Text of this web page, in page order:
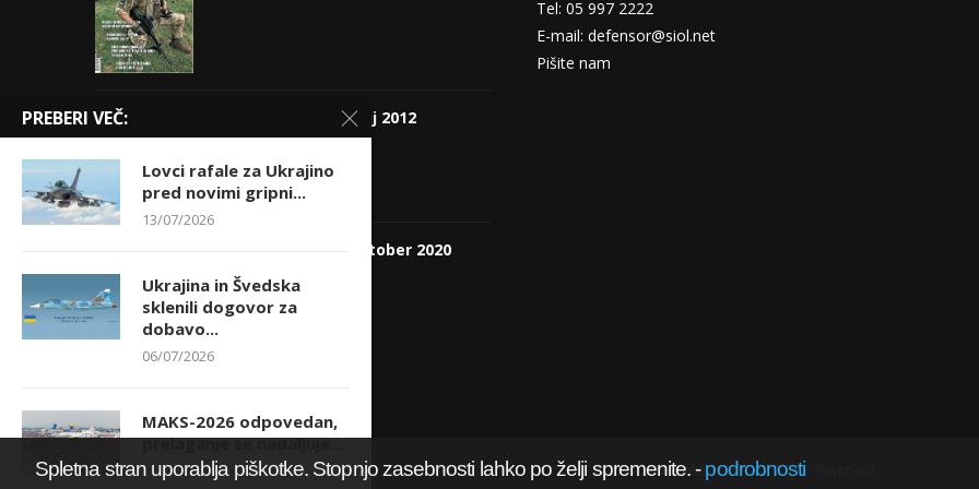
Spletna stran uporablja piškotke. Stopnjo zasebnosti lahko po želji spremenite.-podrobnosti
Revija Obramba junij 2012
Revija Obramba, oktober 2020
4,75€
Tel: 05 997 2222
E-mail: defensor@siol.net
Pišite nam
@2022 obramba.com - All Right Reserved.
PREBERI VEČ:
Lovci rafale za Ukrajino
pred novimi gripni...
13/07/2026
Ukrajina in Švedska
sklenili dogovor za
dobavo...
06/07/2026
MAKS-2026 odpovedan,
prelaganje se nadaljuje…
03/07/2026